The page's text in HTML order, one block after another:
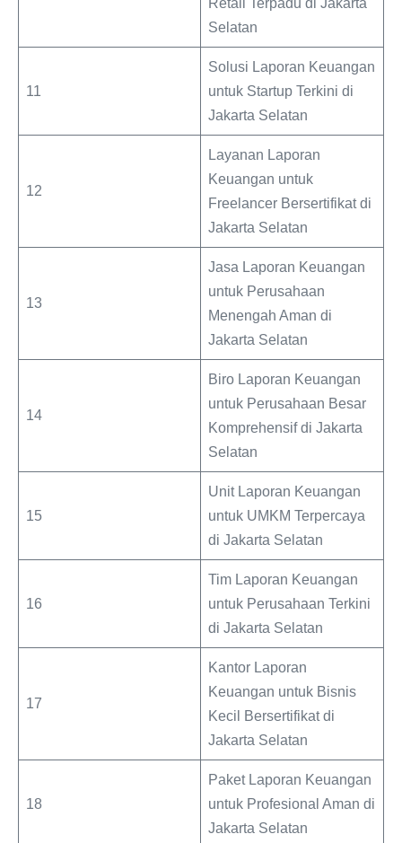
Retail Terpadu di Jakarta
Selatan
11
Solusi Laporan Keuangan
untuk Startup Terkini di
Jakarta Selatan
12
Layanan Laporan
Keuangan untuk
Freelancer Bersertifikat di
Jakarta Selatan
13
Jasa Laporan Keuangan
untuk Perusahaan
Menengah Aman di
Jakarta Selatan
14
Biro Laporan Keuangan
untuk Perusahaan Besar
Komprehensif di Jakarta
Selatan
15
Unit Laporan Keuangan
untuk UMKM Terpercaya
di Jakarta Selatan
16
Tim Laporan Keuangan
untuk Perusahaan Terkini
di Jakarta Selatan
17
Kantor Laporan
Keuangan untuk Bisnis
Kecil Bersertifikat di
Jakarta Selatan
18
Paket Laporan Keuangan
untuk Profesional Aman di
Jakarta Selatan